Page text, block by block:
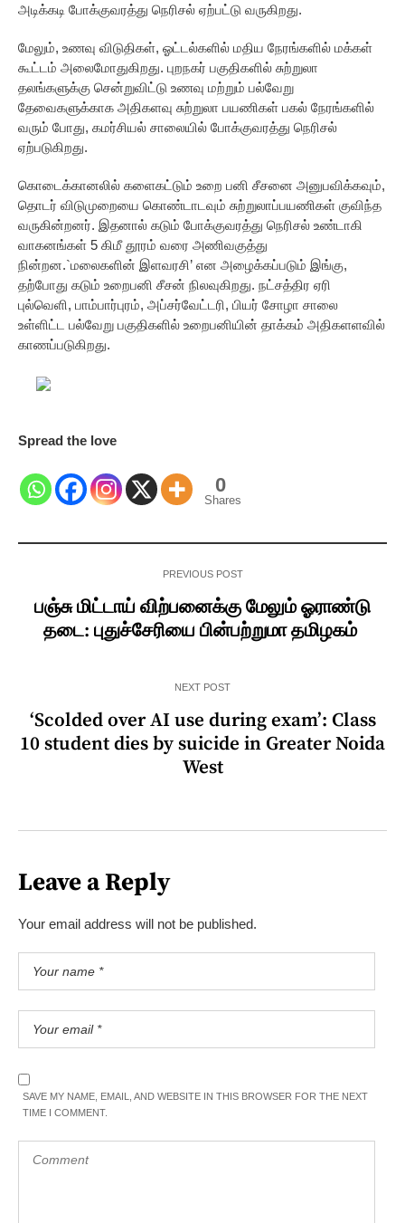
அடிக்கடி போக்குவரத்து நெரிசல் ஏற்பட்டு வருகிறது.
மேலும், உணவு விடுதிகள், ஓட்டல்களில் மதிய நேரங்களில் மக்கள்
கூட்டம் அலைமோதுகிறது. புறநகர் பகுதிகளில் சுற்றுலா
தலங்களுக்கு சென்றுவிட்டு உணவு மற்றும் பல்வேறு
தேவைகளுக்காக அதிகளவு சுற்றுலா பயணிகள் பகல் நேரங்களில்
வரும் போது, கமர்சியல் சாலையில் போக்குவரத்து நெரிசல்
ஏற்படுகிறது.
கொடைக்கானலில் களைகட்டும் உறை பனி சீசனை அனுபவிக்கவும்,
தொடர் விடுமுறையை கொண்டாடவும் சுற்றுலாப்பயணிகள் குவிந்த
வருகின்றனர். இதனால் கடும் போக்குவரத்து நெரிசல் உண்டாகி
வாகனங்கள் 5 கிமீ தூரம் வரை அணிவகுத்து
நின்றன.`மலைகளின் இளவரசி’ என அழைக்கப்படும் இங்கு,
தற்போது கடும் உறைபனி சீசன் நிலவுகிறது. நட்சத்திர ஏரி
புல்வெளி, பாம்பார்புர‌ம், அப்ச‌ர்வேட்ட‌ரி, பியர் சோழா சாலை
உள்ளிட்ட ப‌ல்வேறு பகுதிகளில் உறைபனியின் தாக்கம் அதிகளளவில்
காணப்படுகிறது.
Spread the love
0
Shares
PREVIOUS POST
பஞ்சு மிட்டாய் விற்பனைக்கு மேலும் ஓராண்டு
தடை: புதுச்சேரியை பின்பற்றுமா தமிழகம்
NEXT POST
‘Scolded over AI use during exam’: Class
10 student dies by suicide in Greater Noida
West
Leave a Reply
Your email address will not be published.
SAVE MY NAME, EMAIL, AND WEBSITE IN THIS BROWSER FOR THE NEXT
TIME I COMMENT.